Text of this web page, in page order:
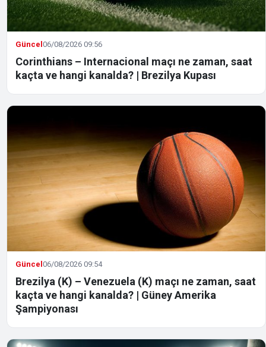
Güncel06/08/2026 09:56
Corinthians – Internacional maçı ne zaman, saat
kaçta ve hangi kanalda? | Brezilya Kupası
Güncel06/08/2026 09:54
Brezilya (K) – Venezuela (K) maçı ne zaman, saat
kaçta ve hangi kanalda? | Güney Amerika
Şampiyonası